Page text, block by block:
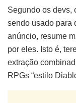
Segundo os devs,
sendo usado para
anúncio, resume
por eles. Isto é,
extração
RPGs “estilo